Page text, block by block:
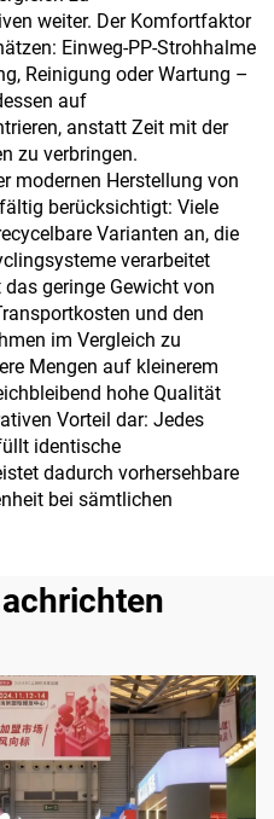
weiter. Der Komfortfaktor
Einweg-PP-Strohhalme
Reinigung oder Wartung –
auf
anstatt Zeit mit der
zu verbringen.
modernen Herstellung von
berücksichtigt: Viele
Varianten an, die
verarbeitet
geringe Gewicht von
und den
im Vergleich zu
Mengen auf kleinerem
hohe Qualität
Vorteil dar: Jedes
identische
dadurch vorhersehbare
bei sämtlichen